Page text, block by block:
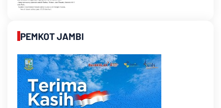
PEMKOT JAMBI